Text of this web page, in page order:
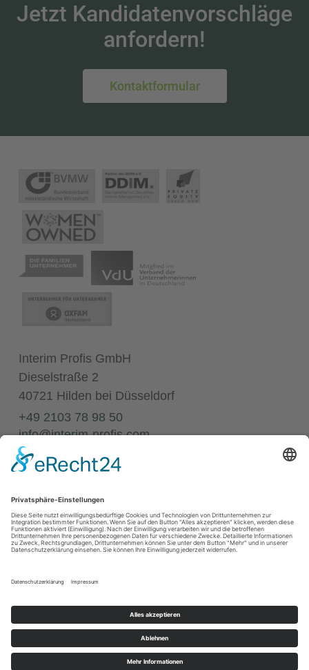
Jetzt Kandidatenvorschläge
anfordern!
Kontaktformular
Interim Profis GmbH
Dieselstraße 2
40721 Hilden bei Düsseldorf
+49 2103 78 98 50
info@interim-profis.com
Impressum
Kontakt
Annette Elias
68Bewertungen auf ProvenExpert.com
© 2026 Interim Profis GmbH. Alle Rechte vorbehalten.